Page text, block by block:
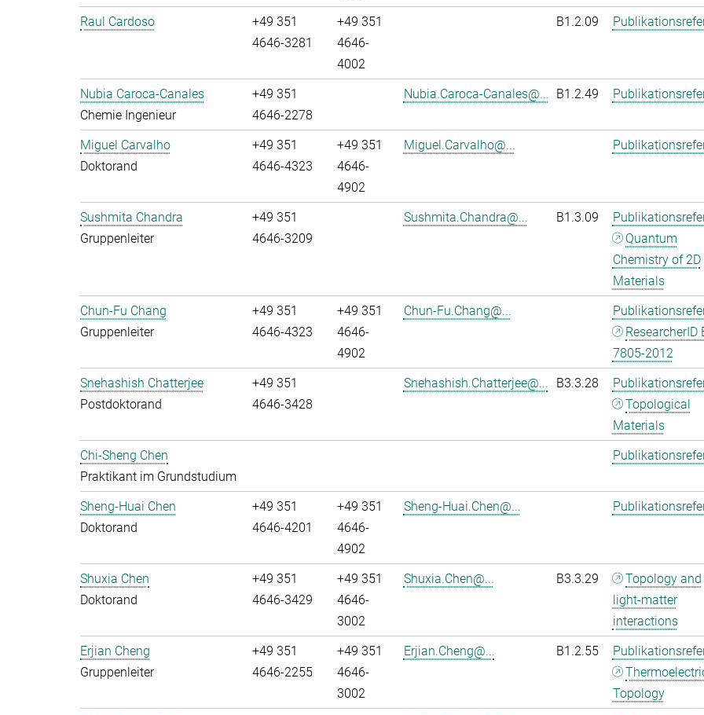
Raul Cardoso
+49 351
4646-3281
+49 351
4646-
4002
B1.2.09
Nubia Caroca-Canales
Chemie Ingenieur
+49 351
4646-2278
Nubia.Caroca-Canales@... B1.2.49
Miguel Carvalho
Doktorand
+49 351
4646-4323
+49 351
4646-
4902
Miguel.Carvalho@...
Sushmita Chandra
Gruppenleiter
+49 351
4646-3209
Sushmita.Chandra@... B1.3.09
Quantum
Chemistry of 2D
Materials
Chun-Fu Chang
Gruppenleiter
+49 351
4646-4323
+49 351
4646-
4902
Chun-Fu.Chang@...
ResearcherID
7805-2012
Snehashish Chatterjee
Postdoktorand
+49 351
4646-3428
Snehashish.Chatterjee@... B3.3.28
Topological
Materials
Chi-Sheng Chen
Praktikant im Grundstudium
Sheng-Huai Chen
Doktorand
+49 351
4646-4201
+49 351
4646-
4902
Sheng-Huai.Chen@...
Shuxia Chen
Doktorand
+49 351
4646-3429
+49 351
4646-
3002
Shuxia.Chen@... B3.3.29
Topology and
light-matter
interactions
Erjian Cheng
Gruppenleiter
+49 351
4646-2255
+49 351
4646-
3002
Erjian.Cheng@... B1.2.55
Topology